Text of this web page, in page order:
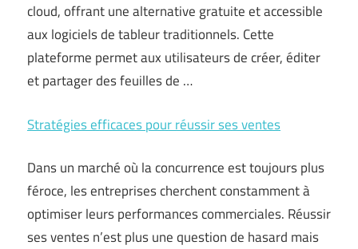
cloud, offrant une alternative gratuite et accessible
aux logiciels de tableur traditionnels. Cette
plateforme permet aux utilisateurs de créer, éditer
et partager des feuilles de …
Stratégies efficaces pour réussir ses ventes
Dans un marché où la concurrence est toujours plus
féroce, les entreprises cherchent constamment à
optimiser leurs performances commerciales. Réussir
ses ventes n’est plus une question de hasard mais